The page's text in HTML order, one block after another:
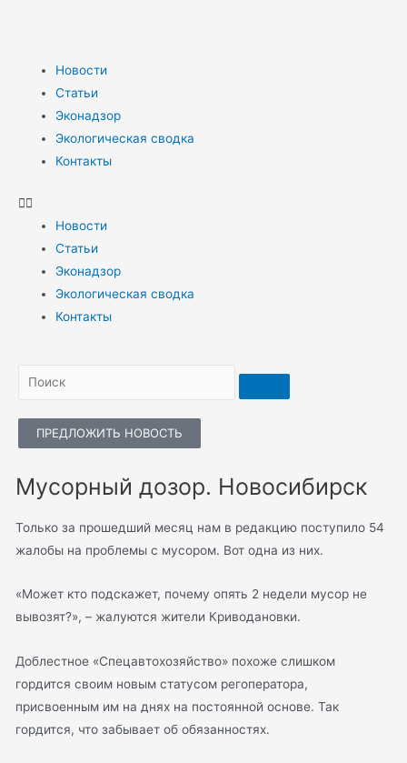
Новости
Статьи
Эконадзор
Экологическая сводка
Контакты
Новости
Статьи
Эконадзор
Экологическая сводка
Контакты
ПРЕДЛОЖИТЬ НОВОСТЬ
Мусорный дозор. Новосибирск
Только за прошедший месяц нам в редакцию поступило 54
жалобы на проблемы с мусором. Вот одна из них.
«Может кто подскажет, почему опять 2 недели мусор не
вывозят?», – жалуются жители Криводановки.
Доблестное «Спецавтохозяйство» похоже слишком
гордится своим новым статусом регоператора,
присвоенным им на днях на постоянной основе. Так
гордится, что забывает об обязанностях.